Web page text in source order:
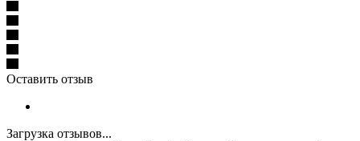
Оставить отзыв
Загрузка отзывов...